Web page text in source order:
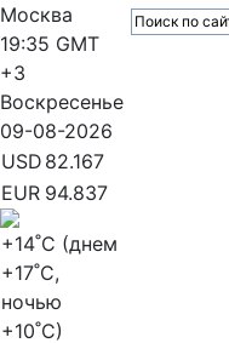
Москва
19:35 GMT
+3
Воскресенье
09-08-2026
USD 82.167
EUR 94.837
+14˚C (днем
+17˚C,
ночью
+10˚C)